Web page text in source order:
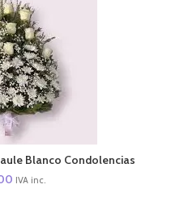
Blanco Condolencias
IVA inc.